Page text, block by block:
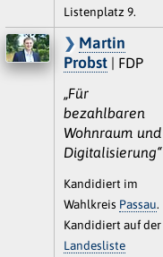
Listenplatz 9.
Martin
Probst| FDP
„Für
bezahlbaren
Wohnraum und
Digitalisierung“
Kandidiert im
Wahlkreis Passau.
Kandidiert auf der
Landesliste